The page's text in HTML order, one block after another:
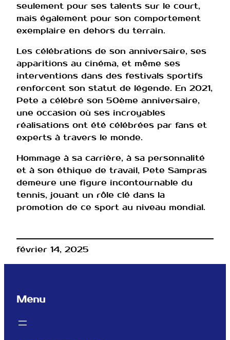
seulement pour ses talents sur le court,
mais également pour son comportement
exemplaire en dehors du terrain.
Les célébrations de son anniversaire, ses
apparitions au cinéma, et même ses
interventions dans des festivals sportifs
renforcent son statut de légende. En 2021,
Pete a célébré son 50ème anniversaire,
une occasion où ses incroyables
réalisations ont été célébrées par fans et
experts à travers le monde.
Hommage à sa carrière, à sa personnalité
et à son éthique de travail, Pete Sampras
demeure une figure incontournable du
tennis, jouant un rôle clé dans la
promotion de ce sport au niveau mondial.
février 14, 2025
Menu